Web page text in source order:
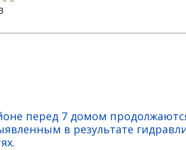
перед 7 домом
в результате